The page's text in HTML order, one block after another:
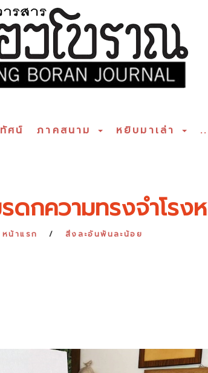
ศน์ ภาคสนาม หยิบมาเล่า
ดกความทรงจำโรง
หน้าแรก สิ่งละอันพันละน้อย